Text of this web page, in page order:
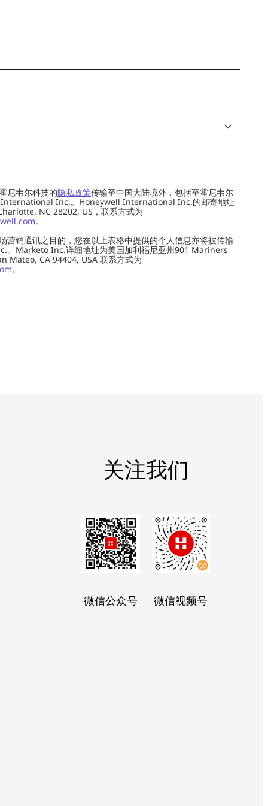
尼韦尔科技的隐私政策传输至中国大陆境外，包括至霍尼韦尔
International Inc.。Honeywell International Inc.的邮寄地址
NC 28202, US，联系方式为
。
营销通讯之目的，您在以上表格中提供的个人信息亦将被传输
。Marketo Inc.详细地址为美国加利福尼亚州901 Mariners
Mateo, CA 94404, USA 联系方式为
。
关注我们
微信公众号 微信视频号